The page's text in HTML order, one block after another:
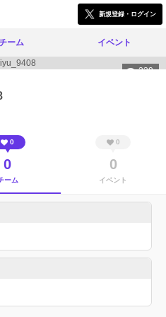
新規登録・ログイン
ーム イベント
239
0
0
ーム
0
0
イベント